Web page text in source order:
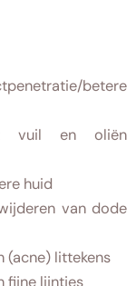
betere
vuil en oliën
huid
van dode
(acne) littekens
fijne lijntjes